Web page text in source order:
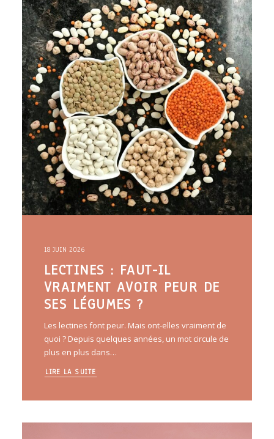
18 JUIN 2026
LECTINES : FAUT-IL
VRAIMENT AVOIR PEUR DE
SES LÉGUMES ?
Les lectines font peur. Mais ont-elles vraiment de
quoi ? Depuis quelques années, un mot circule de
plus en plus dans…
LIRE LA SUITE